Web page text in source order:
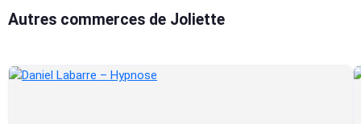
Autres commerces de Joliette